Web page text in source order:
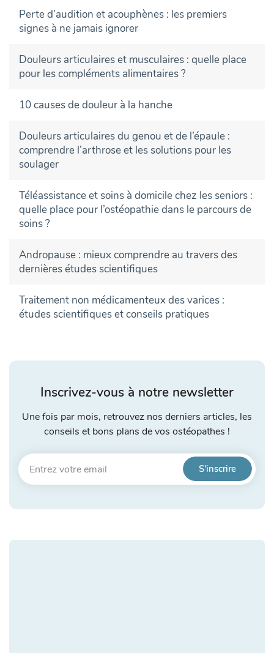
Perte d’audition et acouphènes : les premiers
signes à ne jamais ignorer
Douleurs articulaires et musculaires : quelle place
pour les compléments alimentaires ?
10 causes de douleur à la hanche
Douleurs articulaires du genou et de l’épaule :
comprendre l’arthrose et les solutions pour les
soulager
Téléassistance et soins à domicile chez les seniors :
quelle place pour l’ostéopathie dans le parcours de
soins ?
Andropause : mieux comprendre au travers des
dernières études scientifiques
Traitement non médicamenteux des varices :
études scientifiques et conseils pratiques
Inscrivez-vous à notre newsletter
Une fois par mois, retrouvez nos derniers articles, les
conseils et bons plans de vos ostéopathes !